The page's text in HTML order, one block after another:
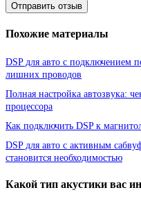
Отправить отзыв
Похожие материалы
DSP для авто с подключением
лишних проводов
Полная настройка автозвука:
процессора
Как подключить DSP к
DSP для авто с активным
становится необходимостью
Какой тип акустики вас